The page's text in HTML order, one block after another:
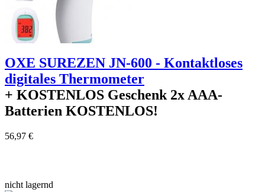
OXE SUREZEN JN-600 - Kontaktloses
digitales Thermometer
+ KOSTENLOS Geschenk 2x AAA-
Batterien KOSTENLOS!
56,97 €
nicht lagernd